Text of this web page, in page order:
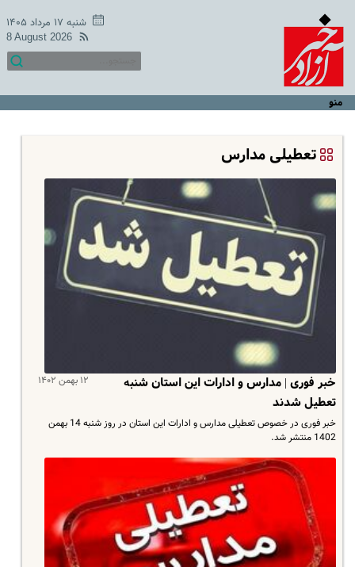
شنبه ۱۷ مرداد ۱۴۰۵
8 August 2026
منو
تعطیلی مدارس
۱۲ بهمن ۱۴۰۲
خبر فوری | مدارس و ادارات این استان شنبه
تعطیل شدند
خبر فوری در خصوص تعطیلی مدارس و ادارات این استان در روز شنبه 14 بهمن
1402 منتشر شد.